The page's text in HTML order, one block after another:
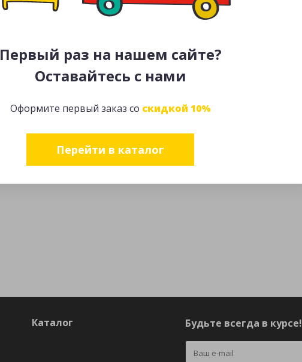
Первый раз на нашем сайте?
Оставайтесь с нами
Оформите первый заказ со скидкой 10%
Перейти в каталог
Каталог Будьте всегда в курсе!